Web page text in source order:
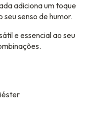
adiciona um toque
senso de humor.
e essencial ao seu